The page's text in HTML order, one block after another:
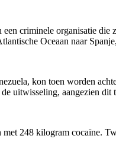
criminele organisatie
Oceaan naar
kon toen worden
uitwisseling, aangezien dit
248 kilogram cocaïne.